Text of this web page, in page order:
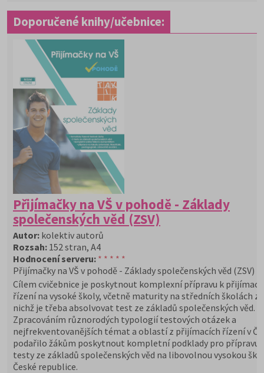
Doporučené knihy/učebnice:
Přijímačky na VŠ v pohodě - Základy
společenských věd (ZSV)
Autor: kolektiv autorů
Rozsah: 152 stran, A4
Hodnocení serveru: * * * * *
Přijímačky na VŠ v pohodě - Základy společenských věd (ZSV)
Cílem cvičebnice je poskytnout komplexní přípravu k
řízení na vysoké školy, včetně maturity na středních školách ze
nichž je třeba absolvovat test ze základů společenských věd.
Zpracováním různorodých typologií testových otázek a
nejfrekventovanějších témat a oblastí z přijímacích řízení v
podařilo žákům poskytnout kompletní podklady pro přípravu
testy ze základů společenských věd na libovolnou vysokou
České republice.